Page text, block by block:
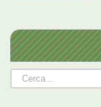
Cerca
per: